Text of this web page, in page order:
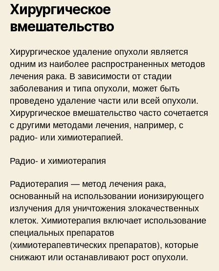
Хирургическое
вмешательство
Хирургическое удаление опухоли является
одним из наиболее распространенных методов
лечения рака. В зависимости от стадии
заболевания и типа опухоли, может быть
проведено удаление части или всей опухоли.
Хирургическое вмешательство часто сочетается
с другими методами лечения, например, с
радио- или химиотерапией.
Радио- и химиотерапия
Радиотерапия — метод лечения рака,
основанный на использовании ионизирующего
излучения для уничтожения злокачественных
клеток. Химиотерапия включает использование
специальных препаратов
(химиотерапевтических препаратов), которые
снижают или останавливают рост опухоли.